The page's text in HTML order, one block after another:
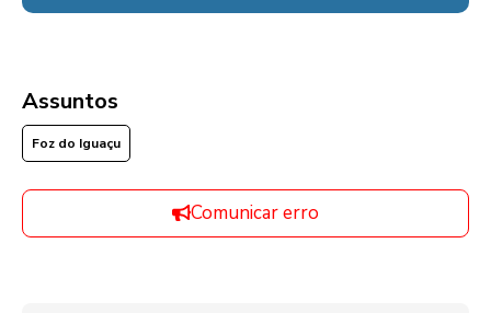
Assuntos
Foz do Iguaçu
Comunicar erro